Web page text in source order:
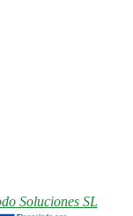
Soluciones SL